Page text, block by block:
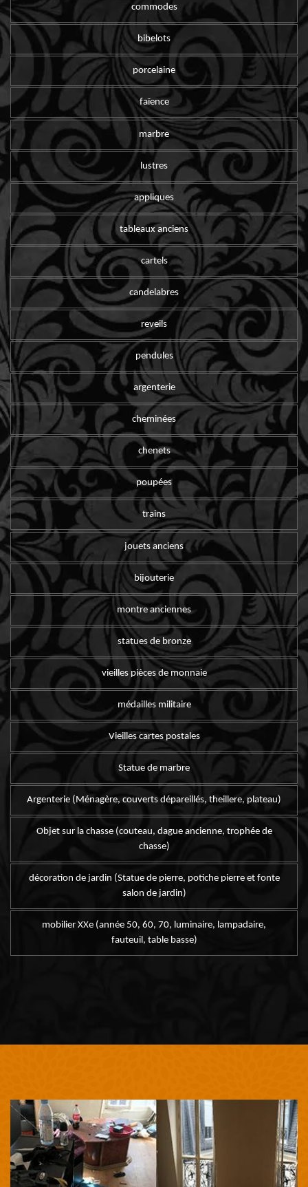
commodes
bibelots
porcelaine
faïence
marbre
lustres
appliques
tableaux anciens
cartels
candelabres
reveils
pendules
argenterie
cheminées
chenets
poupées
trains
jouets anciens
bijouterie
montre anciennes
statues de bronze
vieilles pièces de monnaie
médailles militaire
Vieilles cartes postales
Statue de marbre
Argenterie (Ménagère, couverts dépareillés, theillere, plateau)
Objet sur la chasse (couteau, dague ancienne, trophée de
chasse)
décoration de jardin (Statue de pierre, potiche pierre et fonte
salon de jardin)
mobilier XXe (année 50, 60, 70, luminaire, lampadaire,
fauteuil, table basse)